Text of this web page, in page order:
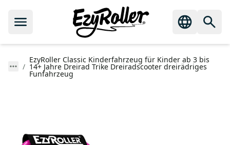
EzyRoller Classic Kinderfahrzeug für Kinder ab 3 bis
14+ Jahre Dreirad Trike Dreiradscooter dreirädriges
Funfahrzeug